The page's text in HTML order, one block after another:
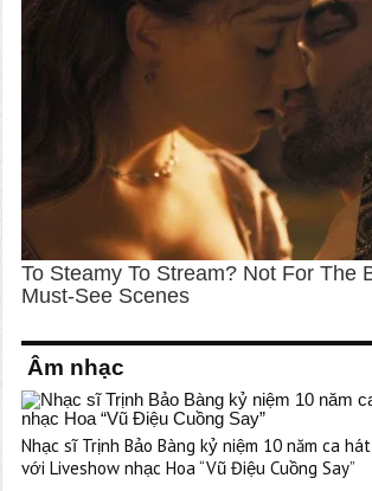
Âm nhạc
Nhạc sĩ Trịnh Bảo Bàng kỷ niệm 10 năm ca hát
với Liveshow nhạc Hoa “Vũ Điệu Cuồng Say”